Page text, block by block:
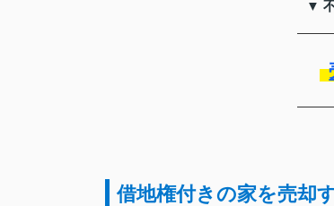
▼
借地権付きの家を売却